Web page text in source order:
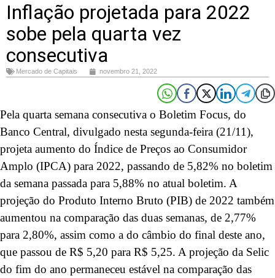
Inflação projetada para 2022
sobe pela quarta vez
consecutiva
Mercado de Capitais novembro 21, 2022
Pela quarta semana consecutiva o Boletim Focus, do
Banco Central, divulgado nesta segunda-feira (21/11),
projeta aumento do Índice de Preços ao Consumidor
Amplo (IPCA) para 2022, passando de 5,82% no boletim
da semana passada para 5,88% no atual boletim. A
projeção do Produto Interno Bruto (PIB) de 2022 também
aumentou na comparação das duas semanas, de 2,77%
para 2,80%, assim como a do câmbio do final deste ano,
que passou de R$ 5,20 para R$ 5,25. A projeção da Selic
do fim do ano permaneceu estável na comparação das